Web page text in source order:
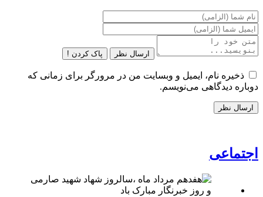
ارسال نظر پاک کردن !
ذخیره نام، ایمیل و وبسایت من در مرورگر برای زمانی که
دوباره دیدگاهی می‌نویسم.
اجتماعی